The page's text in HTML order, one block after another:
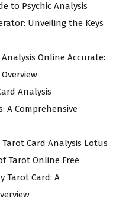
to Psychic Analysis
Unveiling the Keys
Online Accurate:
Analysis
A Comprehensive
Tarot Card Analysis Lotus
Tarot Online Free
Tarot Card: A